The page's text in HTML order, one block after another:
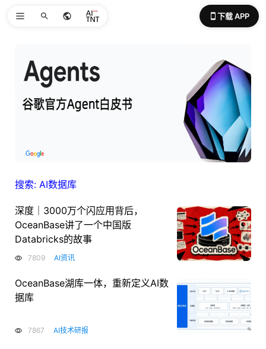
下载 APP
搜索: AI数据库
深度｜3000万个闪应用背后，
OceanBase讲了一个中国版
Databricks的故事
7809 AI资讯
OceanBase湖库一体，重新定义AI数
据库
7867 AI技术研报